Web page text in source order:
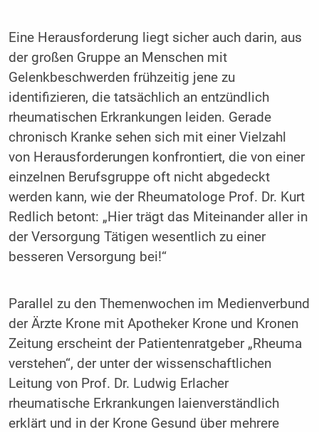
Eine Herausforderung liegt sicher auch darin, aus
der großen Gruppe an Menschen mit
Gelenkbeschwerden frühzeitig jene zu
identifizieren, die tatsächlich an entzündlich
rheumatischen Erkrankungen leiden. Gerade
chronisch Kranke sehen sich mit einer Vielzahl
von Herausforderungen konfrontiert, die von einer
einzelnen Berufsgruppe oft nicht abgedeckt
werden kann, wie der Rheumatologe Prof. Dr. Kurt
Redlich betont: „Hier trägt das Miteinander aller in
der Versorgung Tätigen wesentlich zu einer
besseren Versorgung bei!“
Parallel zu den Themenwochen im Medienverbund
der Ärzte Krone mit Apotheker Krone und Kronen
Zeitung erscheint der Patientenratgeber „Rheuma
verstehen“, der unter der wissenschaftlichen
Leitung von Prof. Dr. Ludwig Erlacher
rheumatische Erkrankungen laienverständlich
erklärt und in der Krone Gesund über mehrere